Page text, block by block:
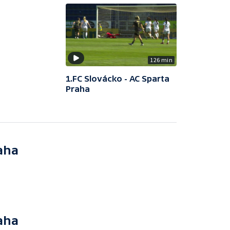
126 min
1.FC Slovácko - AC Sparta
Praha